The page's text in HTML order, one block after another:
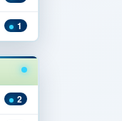
1
2